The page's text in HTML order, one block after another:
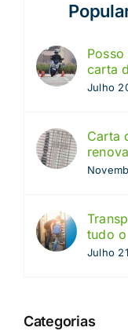
carta
Julho
Carta
tudo
Julho
Categorias